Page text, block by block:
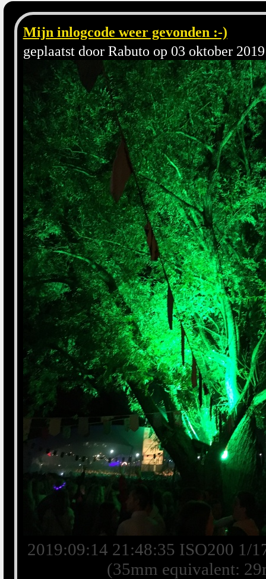
Mijn inlogcode weer gevonden :-)
geplaatst door Rabuto op 03 oktober
2019:09:14 21:48:35 ISO200 1/
(35mm equivalent: